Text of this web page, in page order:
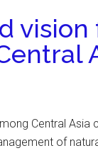
Central
of